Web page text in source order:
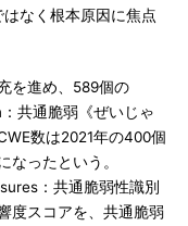
なく根本原因に焦点
を進め、589個の
共通脆弱《ぜいじゃ
数は2021年の400個
なったという。
：共通脆弱性識別
度スコアを、共通脆弱